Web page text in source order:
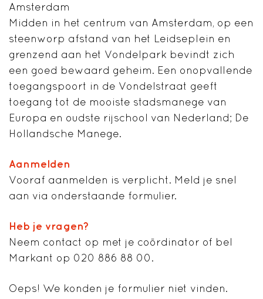
Amsterdam
Midden in het centrum van Amsterdam, op een
steenworp afstand van het Leidseplein en
grenzend aan het Vondelpark bevindt zich
een goed bewaard geheim. Een onopvallende
toegangspoort in de Vondelstraat geeft
toegang tot de mooiste stadsmanege van
Europa en oudste rijschool van Nederland; De
Hollandsche Manege.
Aanmelden
Vooraf aanmelden is verplicht. Meld je snel
aan via onderstaande formulier.
Heb je vragen?
Neem contact op met je coördinator of bel
Markant op 020 886 88 00.
Oeps! We konden je formulier niet vinden.